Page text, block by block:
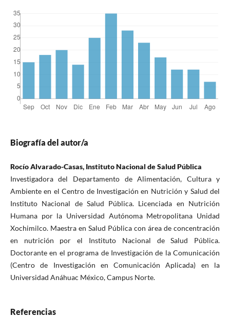
Biografía del autor/a
Rocío Alvarado-Casas, Instituto Nacional de Salud Pública
Investigadora del Departamento de Alimentación, Cultura y
Ambiente en el Centro de Investigación en Nutrición y Salud del
Instituto Nacional de Salud Pública. Licenciada en Nutrición
Humana por la Universidad Autónoma Metropolitana Unidad
Xochimilco. Maestra en Salud Pública con área de concentración
en nutrición por el Instituto Nacional de Salud Pública.
Doctorante en el programa de Investigación de la Comunicación
(Centro de Investigación en Comunicación Aplicada) en la
Universidad Anáhuac México, Campus Norte.
Referencias